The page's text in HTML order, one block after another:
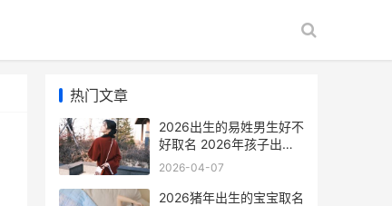
热门文章
2026出生的易姓男生好不
好取名 2026年孩子出生
姓名
2026-04-07
2026猪年出生的宝宝取名